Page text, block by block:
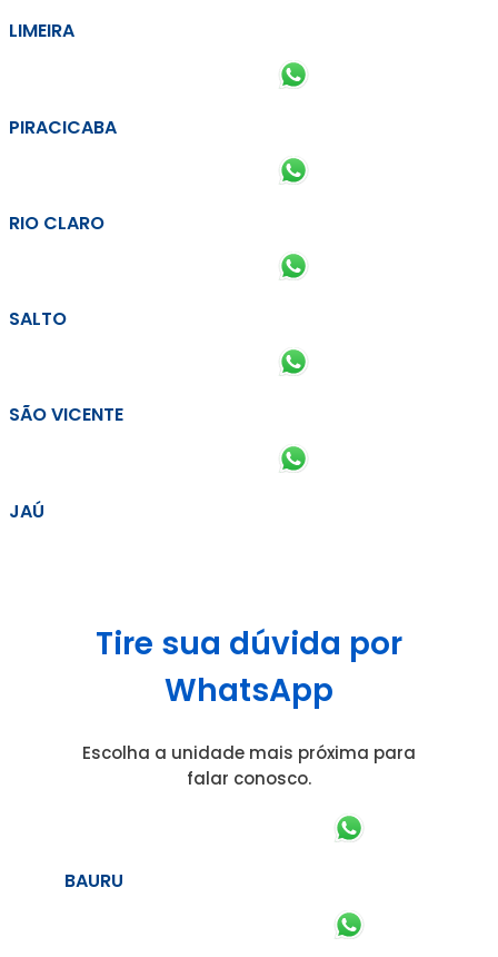
LIMEIRA
PIRACICABA
RIO CLARO
SALTO
SÃO VICENTE
JAÚ
Tire sua dúvida por
WhatsApp
Escolha a unidade mais próxima para
falar conosco.
BAURU